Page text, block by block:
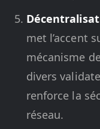
met l’accent
mécanisme
divers
renforce la
réseau.